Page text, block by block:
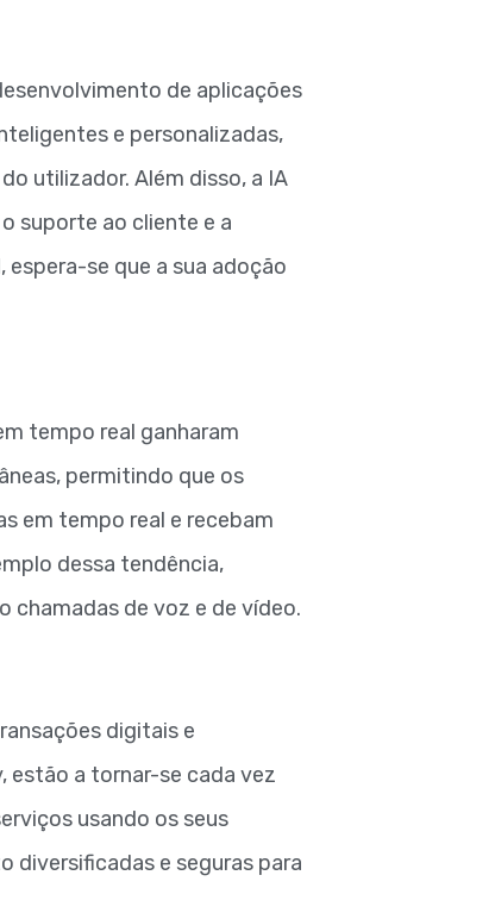
de aplicações
e personalizadas,
utilizador. Além disso, a IA
suporte ao cliente e a
se que a sua adoção
tempo real ganharam
permitindo que os
em tempo real e recebam
dessa tendência,
chamadas de voz e de vídeo.
digitais e
estão a tornar-se cada vez
usando os seus
diversificadas e seguras para